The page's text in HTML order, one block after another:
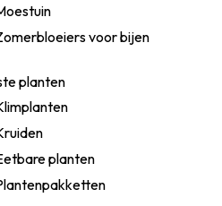
voor bijen
planten
planten